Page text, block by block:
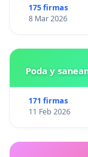
175 firmas
8 Mar 2026
Poda y
171 firmas
11 Feb 2026